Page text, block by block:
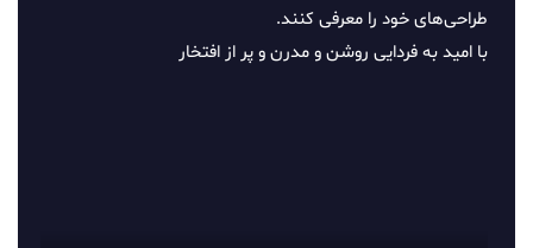
طراحی‌های خود را معرفی کنند.
با امید به فردایی روشن و مدرن و پر از افتخار